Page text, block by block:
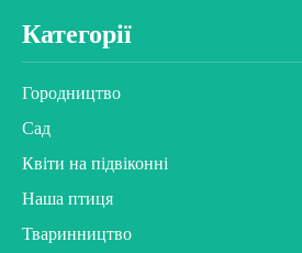
Категорії
Городництво
Сад
Квіти на підвіконні
Наша птиця
Тваринництво